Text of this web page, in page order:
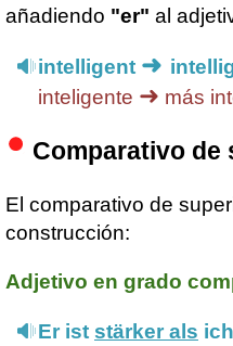
añadiendo "er" al
intelligent ➜
inteligente ➜ más
Comparativo de
El comparativo de
construcción:
Adjetivo en grado
Er ist stärker als ich